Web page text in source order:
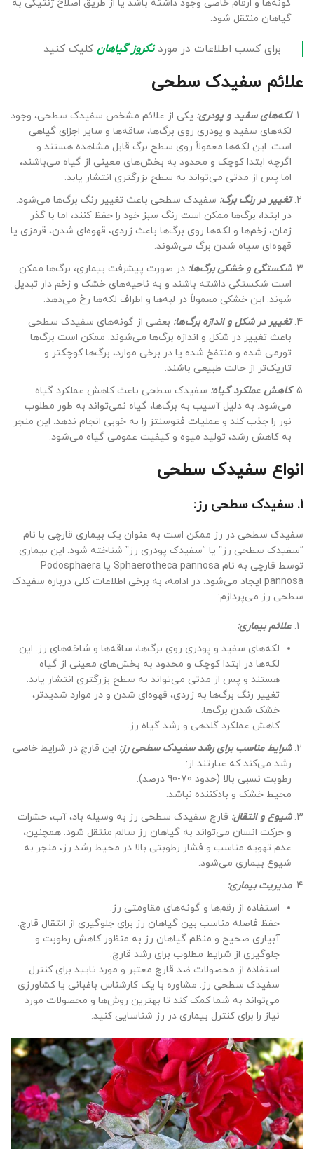
گونه‌ها و ارقام خاصی وجود داشته باشد یا از طریق اصلاح ژنتیکی به
گیاهان منتقل شود.
برای کسب اطلاعات در موردنکروز گیاهان کلیک کنید
علائم سفیدک سطحی
لکه‌های سفید و پودری: یکی از علائم مشخص سفیدک سطحی، وجود
لکه‌های سفید و پودری روی برگ‌ها، ساقه‌ها و سایر اجزای گیاهی
است. این لکه‌ها معمولاً روی سطح برگ قابل مشاهده هستند و
اگرچه ابتدا کوچک و محدود به بخش‌های معینی از گیاه می‌باشند،
اما پس از مدتی می‌تواند به سطح بزرگتری انتشار یابد.
تغییر در رنگ برگ: سفیدک سطحی باعث تغییر رنگ برگ‌ها می‌شود.
در ابتدا، برگ‌ها ممکن است رنگ سبز خود را حفظ کنند، اما با گذر
زمان، زخم‌ها و لکه‌ها روی برگ‌ها باعث زردی، قهوه‌ای شدن، قرمزی یا
قهوه‌ای سیاه شدن برگ می‌شوند.
شکستگی و خشکی برگ‌ها: در صورت پیشرفت بیماری، برگ‌ها ممکن
است شکستگی داشته باشند و به ناحیه‌های خشک و زخم دار تبدیل
شوند. این خشکی معمولاً در لبه‌ها و اطراف لکه‌ها رخ می‌دهد.
تغییر در شکل و اندازه برگ‌ها: بعضی از گونه‌های سفیدک سطحی
باعث تغییر در شکل و اندازه برگ‌ها می‌شوند. ممکن است برگ‌ها
تورمی شده و منتفخ شده یا در برخی موارد، برگ‌ها کوچکتر و
تاریک‌تر از حالت طبیعی باشند.
کاهش عملکرد گیاه: سفیدک سطحی باعث کاهش عملکرد گیاه
می‌شود. به دلیل آسیب به برگ‌ها، گیاه نمی‌تواند به طور مطلوب
نور را جذب کند و عملیات فتوسنتز را به خوبی انجام ندهد. این منجر
به کاهش رشد، تولید میوه و کیفیت عمومی گیاه می‌شود.
انواع سفیدک سطحی
1. سفیدک سطحی رز:
سفیدک سطحی در رز ممکن است به عنوان یک بیماری قارچی با نام
“سفیدک سطحی رز” یا “سفیدک پودری رز” شناخته شود. این بیماری
توسط قارچی به نام Sphaerotheca pannosa یا Podosphaera
pannosa ایجاد می‌شود. در ادامه، به برخی اطلاعات کلی درباره سفیدک
سطحی رز می‌پردازم:
علائم بیماری:
لکه‌های سفید و پودری روی برگ‌ها، ساقه‌ها و شاخه‌های رز. این
لکه‌ها در ابتدا کوچک و محدود به بخش‌های معینی از گیاه
هستند و پس از مدتی می‌تواند به سطح بزرگتری انتشار یابد.
تغییر رنگ برگ‌ها به زردی، قهوه‌ای شدن و در موارد شدیدتر،
خشک شدن برگ‌ها.
کاهش عملکرد گلدهی و رشد گیاه رز.
شرایط مناسب برای رشد سفیدک سطحی رز: این قارچ در شرایط خاصی
رشد می‌کند که عبارتند از:
رطوبت نسبی بالا (حدود 70-90 درصد).
محیط خشک و بادکننده نباشد.
شیوع و انتقال: قارچ سفیدک سطحی رز به وسیله باد، آب، حشرات
و حرکت انسان می‌تواند به گیاهان رز سالم منتقل شود. همچنین،
عدم تهویه مناسب و فشار رطوبتی بالا در محیط رشد رز، منجر به
شیوع بیماری می‌شود.
مدیریت بیماری:
استفاده از رقم‌ها و گونه‌های مقاومتی رز.
حفظ فاصله مناسب بین گیاهان رز برای جلوگیری از انتقال قارچ.
آبیاری صحیح و منظم گیاهان رز به منظور کاهش رطوبت و
جلوگیری از شرایط مطلوب برای رشد قارچ.
استفاده از محصولات ضد قارچ معتبر و مورد تایید برای کنترل
سفیدک سطحی رز. مشاوره با یک کارشناس باغبانی یا کشاورزی
می‌تواند به شما کمک کند تا بهترین روش‌ها و محصولات مورد
نیاز را برای کنترل بیماری در رز شناسایی کنید.